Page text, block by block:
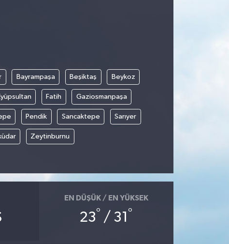
Bayrampaşa Beşiktaş Beykoz
Fatih Gaziosmanpaşa
Pendik Sancaktepe Sarıyer
Zeytinburnu
EN DÜŞÜK / EN YÜKSEK
23° / 31 °